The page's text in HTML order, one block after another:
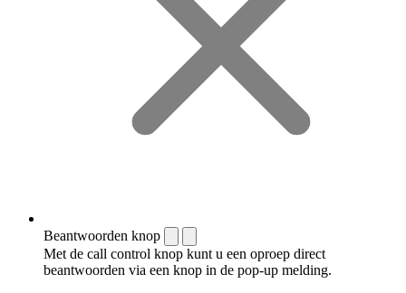
Beantwoorden knop
Met de call control knop kunt u een oproep direct
beantwoorden via een knop in de pop-up melding.